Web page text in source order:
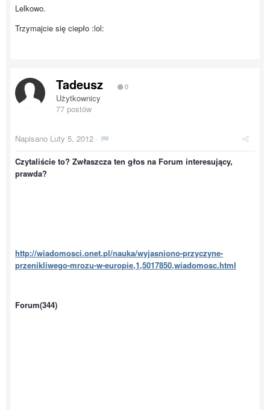
Lelkowo.
Trzymajcie się ciepło :lol:
Tadeusz 0
Użytkownicy
77 postów
Napisano Luty 5, 2012 ·
Czytaliście to? Zwłaszcza ten głos na Forum interesujący,
prawda?
http://wiadomosci.onet.pl/nauka/wyjasniono-przyczyne-
przenikliwego-mrozu-w-europie,1,5017850,wiadomosc.html
Forum(344)